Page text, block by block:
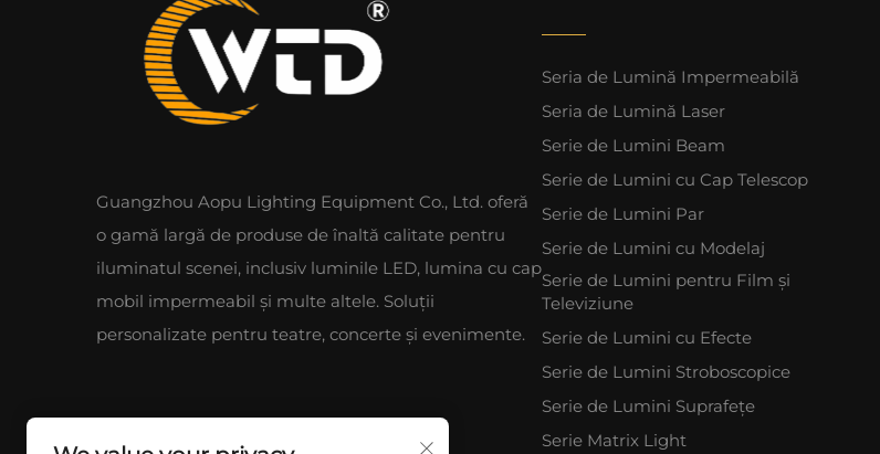
Guangzhou Aopu Lighting Equipment Co., Ltd. oferă
o gamă largă de produse de înaltă calitate pentru
iluminatul scenei, inclusiv luminile LED, lumina cu cap
mobil impermeabil și multe altele. Soluții
personalizate pentru teatre, concerte și evenimente.
Seria de Lumină Impermeabilă
Seria de Lumină Laser
Serie de Lumini Beam
Serie de Lumini cu Cap Telescop
Serie de Lumini Par
Serie de Lumini cu Modelaj
Serie de Lumini pentru Film și
Televiziune
Serie de Lumini cu Efecte
Serie de Lumini Stroboscopice
Serie de Lumini Suprafețe
Serie Matrix Light